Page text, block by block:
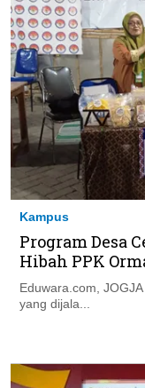
Kampus
Program Desa
Hibah PPK
Eduwara.com,
yang dijala...